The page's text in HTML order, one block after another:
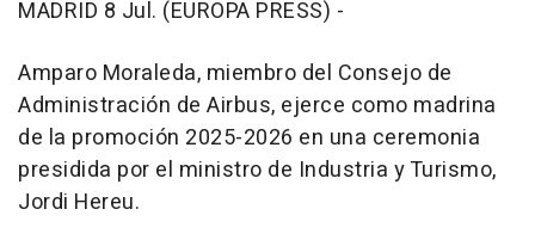
MADRID 8 Jul. (EUROPA PRESS) -
Amparo Moraleda, miembro del Consejo de
Administración de Airbus, ejerce como madrina
de la promoción 2025-2026 en una ceremonia
presidida por el ministro de Industria y Turismo,
Jordi Hereu.